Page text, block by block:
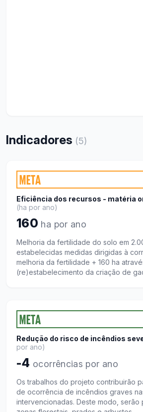
Indicadores (5)
META
Eficiência dos recursos - matéria
(ha por ano)
160 ha por ano
Melhoria da fertilidade do solo em
estabelecidas medidas dirigidas à
melhoria da fertilidade + 160 ha
(re)estabelecimento da criação de
META
Redução do risco de incêndios
por ano)
-4 ocorrências por ano
Os trabalhos do projeto contribuirão
de ocorrência de incêndios graves
intervencionadas. Deste modo, serão